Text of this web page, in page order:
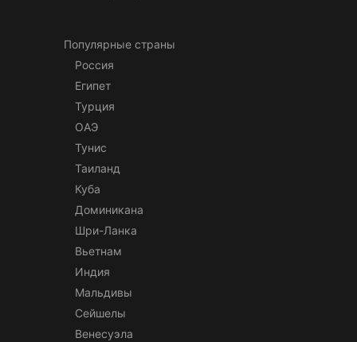
Популярные страны
Россия
Египет
Турция
ОАЭ
Тунис
Таиланд
Куба
Доминикана
Шри-Ланка
Вьетнам
Индия
Мальдивы
Сейшелы
Венесуэла